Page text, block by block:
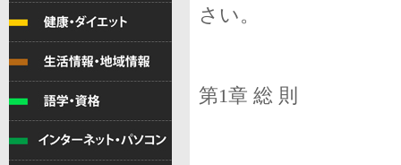
さい。
第1章 総 則